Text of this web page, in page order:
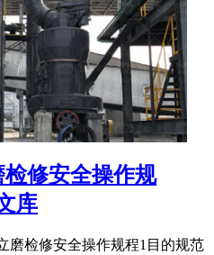
检修安全操作规
库
磨检修安全操作规程1目的规范